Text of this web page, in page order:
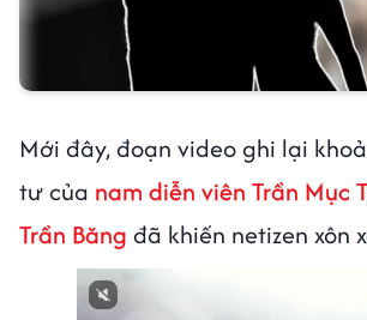
Mới đây, đoạn video ghi lại
tư của nam diễn viên Trần Mục
Trần Băng đã khiến netizen xôn